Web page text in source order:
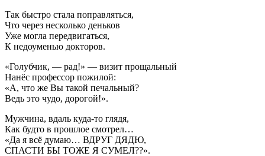
Так быстро стала поправляться,
Что через несколько деньков
Уже могла передвигаться,
К недоуменью докторов.
«Голубчик, — рад!» — визит прощальный
Нанёс профессор пожилой:
«А, что же Вы такой печальный?
Ведь это чудо, дорогой!».
Мужчина, вдаль куда-то глядя,
Как будто в прошлое смотрел…
«Да я всё думаю… ВДРУГ ДЯДЮ,
СПАСТИ БЫ ТОЖЕ Я СУМЕЛ??».